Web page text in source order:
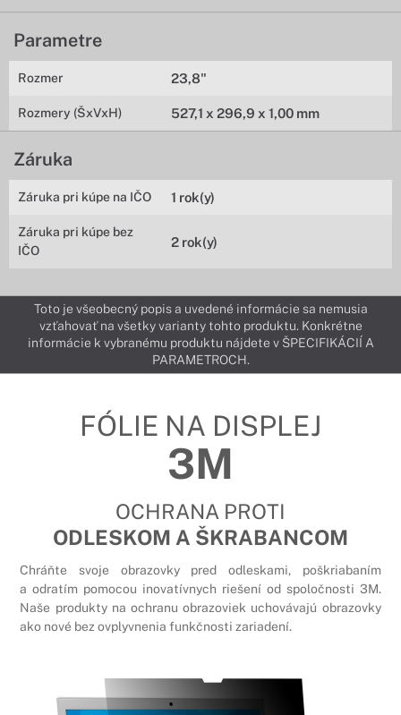
Parametre
Rozmer 23,8"
Rozmery (ŠxVxH) 527,1 x 296,9 x 1,00 mm
Záruka
Záruka pri kúpe na IČO 1 rok(y)
Záruka pri kúpe bez
IČO
2 rok(y)
Toto je všeobecný popis a uvedené informácie sa nemusia
vzťahovať na všetky varianty tohto produktu. Konkrétne
informácie k vybranému produktu nájdete v ŠPECIFIKÁCIÍ A
PARAMETROCH.
FÓLIE NA DISPLEJ
3M
OCHRANA PROTI
ODLESKOM A ŠKRABANCOM
Chráňte svoje obrazovky pred odleskami, poškriabaním
a odratím pomocou inovatívnych riešení od spoločnosti 3M.
Naše produkty na ochranu obrazoviek uchovávajú obrazovky
ako nové bez ovplyvnenia funkčnosti zariadení.